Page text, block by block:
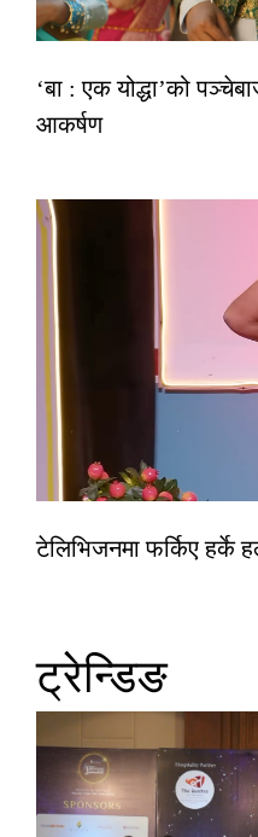
‘बा : एक योद्धा’को
आकर्षण
टेलिभिजनमा फर्किए हर्के
ट्रेन्डिङ